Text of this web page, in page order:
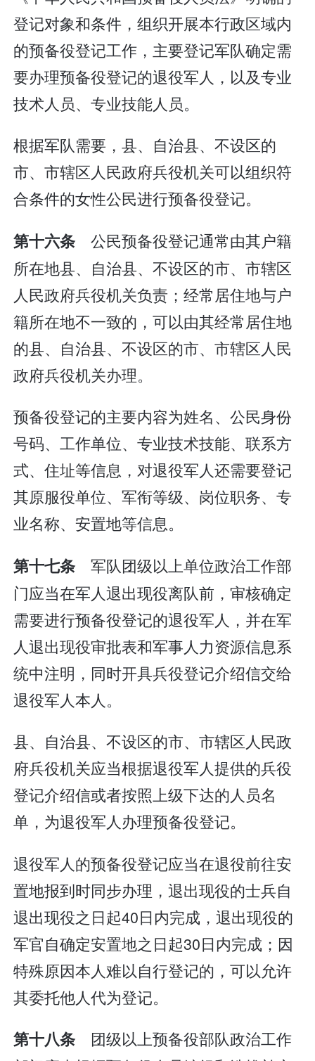
登记对象和条件，组织开展本行政区域内
的预备役登记工作，主要登记军队确定需
要办理预备役登记的退役军人，以及专业
技术人员、专业技能人员。
根据军队需要，县、自治县、不设区的
市、市辖区人民政府兵役机关可以组织符
合条件的女性公民进行预备役登记。
第十六条公民预备役登记通常由其户籍
所在地县、自治县、不设区的市、市辖区
人民政府兵役机关负责；经常居住地与户
籍所在地不一致的，可以由其经常居住地
的县、自治县、不设区的市、市辖区人民
政府兵役机关办理。
预备役登记的主要内容为姓名、公民身份
号码、工作单位、专业技术技能、联系方
式、住址等信息，对退役军人还需要登记
其原服役单位、军衔等级、岗位职务、专
业名称、安置地等信息。
第十七条军队团级以上单位政治工作部
门应当在军人退出现役离队前，审核确定
需要进行预备役登记的退役军人，并在军
人退出现役审批表和军事人力资源信息系
统中注明，同时开具兵役登记介绍信交给
退役军人本人。
县、自治县、不设区的市、市辖区人民政
府兵役机关应当根据退役军人提供的兵役
登记介绍信或者按照上级下达的人员名
单，为退役军人办理预备役登记。
退役军人的预备役登记应当在退役前往安
置地报到时同步办理，退出现役的士兵自
退出现役之日起40日内完成，退出现役的
军官自确定安置地之日起30日内完成；因
特殊原因本人难以自行登记的，可以允许
其委托他人代为登记。
第十八条 团级以上预备役部队政治工作